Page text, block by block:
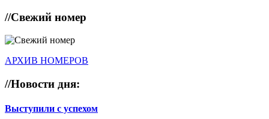
//Свежий номер
АРХИВ НОМЕРОВ
//Новости дня:
Выступили с успехом